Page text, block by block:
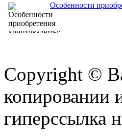
Особенности
Copyright ©
копировании
гиперссылка